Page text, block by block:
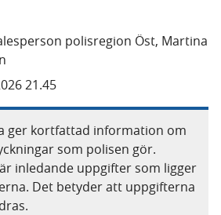
polisregion Öst, Martina
21.45
ger kortfattad information om
som polisen gör.
inledande uppgifter som ligger
Det betyder att uppgifterna